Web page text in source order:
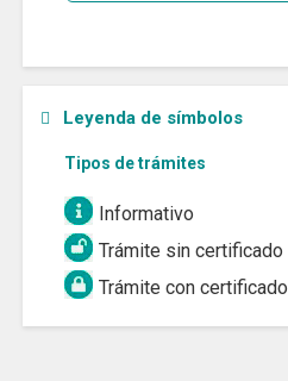
Leyenda de símbolos
Tipos de trámites
Informativo
Trámite sin certificado
Trámite con certificado